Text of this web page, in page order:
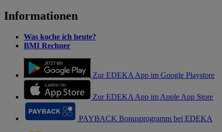
Informationen
Was koche ich heute?
BMI Rechner
Zur EDEKA App im Google Playstore
Zur EDEKA App im Apple App Store
PAYBACK Bonusprogramm bei EDEKA